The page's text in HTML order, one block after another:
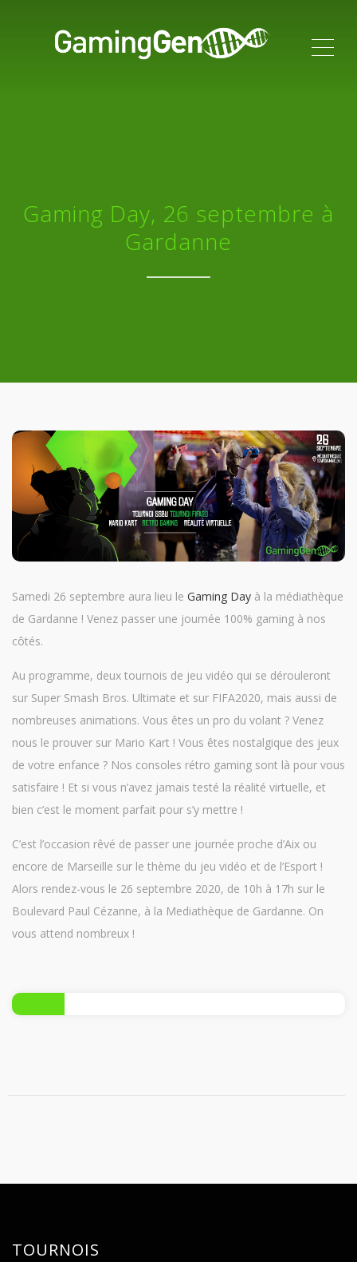
Gaming Day, 26 septembre à
Gardanne
Samedi 26 septembre aura lieu le Gaming Day à la médiathèque
de Gardanne ! Venez passer une journée 100% gaming à nos
côtés.
Au programme, deux tournois de jeu vidéo qui se dérouleront
sur Super Smash Bros. Ultimate et sur FIFA2020, mais aussi de
nombreuses animations. Vous êtes un pro du volant ? Venez
nous le prouver sur Mario Kart ! Vous êtes nostalgique des jeux
de votre enfance ? Nos consoles rétro gaming sont là pour vous
satisfaire ! Et si vous n’avez jamais testé la réalité virtuelle, et
bien c’est le moment parfait pour s’y mettre !
C’est l’occasion rêvé de passer une journée proche d’Aix ou
encore de Marseille sur le thème du jeu vidéo et de l’Esport !
Alors rendez-vous le 26 septembre 2020, de 10h à 17h sur le
Boulevard Paul Cézanne, à la Mediathèque de Gardanne. On
vous attend nombreux !
TOURNOIS